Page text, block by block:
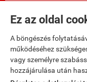
Ez az oldal
A böngészés
működéséhez
vagy személyre
hozzájárulása után
Saját fiók
Bemutatkozás
Kövess minket a